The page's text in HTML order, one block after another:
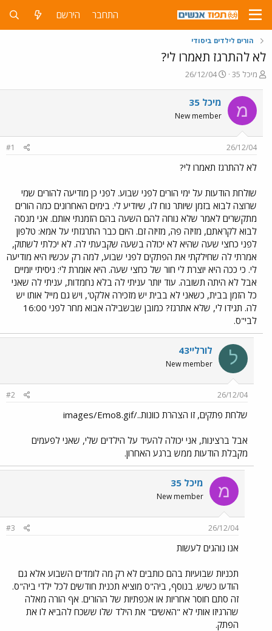
התחבר הירשם
הורים לילדים ביסודי
לא להתרגז תאמרו לי?
פ
ח
ה
ו
ש
מיכל 35
פ
ס
ם
ת
26/12/04
מ מיכל 35
New member
26/12/04
#1
לא להתרגז תאמרו לי?
שולחת הודעות על ימי הורים לפני שבוע. לפני כן מודיעה להורים שמי
שרוצה לבוא בזמן שיותר נוח לו, שיודיע לי. בימים האחרונים כמה הורים
מתקשרים לאמר שלא נוחה להם השעה בהם הזמנתי אותם. אני מנסה
לבוא לקראתם, מזיזה פה, מזיזה זם. היום כבר התרגזתי על אמא: טלפון
לפני כחצי שעה שהיא לא יכולה בשעה שקבעתי לה. לא יכלתי לשתוק,
אמרתי לה שחילקתי את הפתקים לפני שבוע, למה רק עכשיו היא מודיעה
לי. כי ככה היא יוצרת לי חור של כחצי שעה. היא אומרת לי: ניסיתי יומיים
אבל לא היתה תשובה. עוד יותר עניתי לה בלא נחמדות, עניתי לה שאני
כל הזמן בבית, כשאני לא בבית יש מזכירה אלקט', ויש גם מייל אותו יש
לה. תגידו לי, שלא אתרגז? כמובן שבשבילה אבוא מחר לפני 16:00
לבי"ס.
ל לורליי43
New member
26/12/04
#2
שלחת פתקים, זו הצהרת כוונות../images/Emo8.gif
אבל ברצינות, אני יכולה להעיד על הילדים שלי, שאני לפעמים
מקבלת הודעות ממש ברגע האחרון.
מ מיכל 35
New member
26/12/04
#3
אנו נוהגים לעשות
תכניות שבועיות בהם כותבים לא רק מה לומדים השבוע אלא גם
הודעו כשיש. בנוסף, ביה"ס מוציא תכנית חודשים לכל ילדי ביה"ס.
זה סתם חוסר אחריות או אכפתיות של ההורים. אף הורה מאלה
שהרגיזו אותי לא "האשים" את הילד שלו ששכח להביא לו את
הפתק.